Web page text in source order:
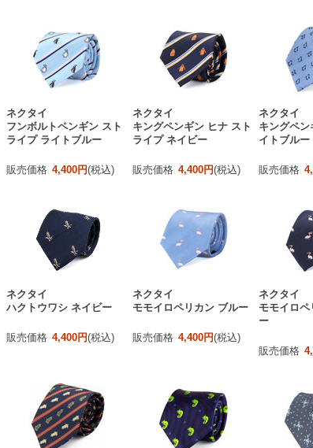
ネクタイ
フンボルトペンギン スト
ライプ ライトブルー
販売価格 4,400円(税込)
ネクタイ
キングペンギン ヒナ スト
ライプ ネイビー
販売価格 4,400円(税込)
ネクタイ
キングペ
イトブルー
販売価格
ネクタイ
ハクトウワシ ネイビー
販売価格 4,400円(税込)
ネクタイ
モモイロペリカン ブルー
販売価格 4,400円(税込)
ネクタイ
モモイロ
ー
販売価格